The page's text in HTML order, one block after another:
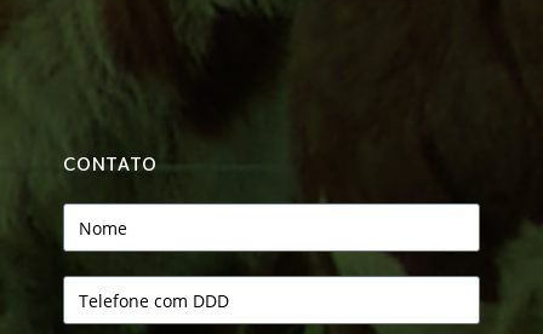
CONTATO